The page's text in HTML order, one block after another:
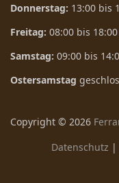
Donnerstag: 13:00 bis
Freitag: 08:00 bis
Samstag: 09:00 bis
Ostersamstag
Copyright © 2026
Datenschutz |